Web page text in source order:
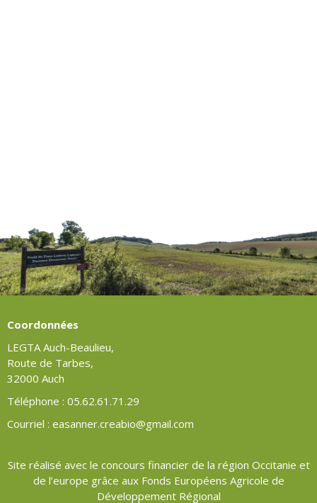
Coordonnées
LEGTA Auch-Beaulieu,
Route de Tarbes,
32000 Auch
Téléphone : 05.62.61.71.29
Courriel : easanner.creabio@gmail.com
Site réalisé avec le concours financier de la région Occitanie et
de l’europe grâce aux Fonds Européens Agricole de
Développement Régional